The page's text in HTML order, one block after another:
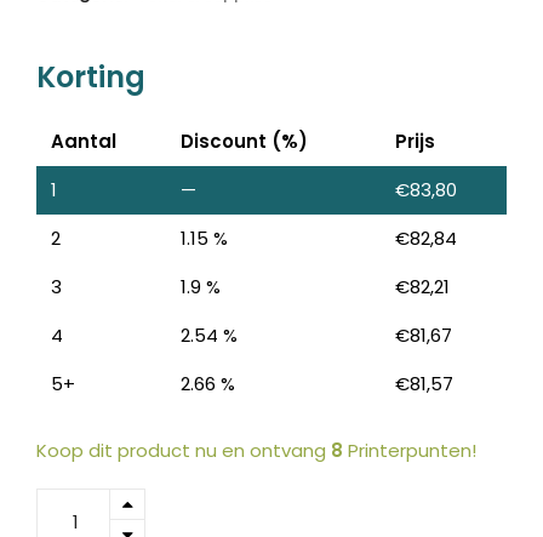
Korting
Aantal Discount (%)
Prijs
1
— €83,80
2
1.15 % €82,84
3
1.9 % €82,21
4
2.54 % €81,67
5+
2.66 % €81,57
Koop dit product nu en ontvang 8 Printerpunten!